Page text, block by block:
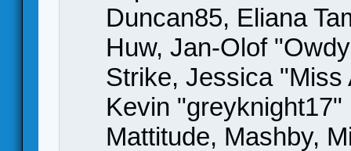
Duncan85, Eliana
Huw, Jan-Olof
Strike, Jessica
Kevin
Mattitude, Mashby,